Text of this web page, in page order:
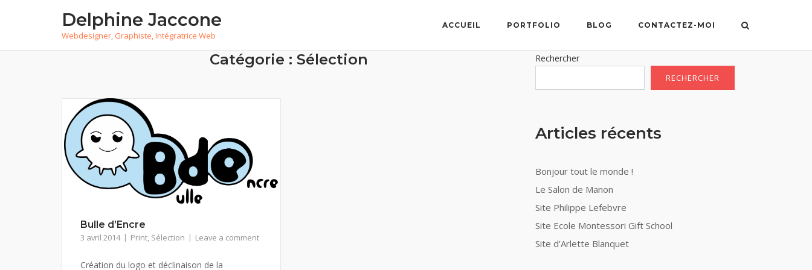
Delphine Jaccone
Webdesigner, Graphiste, Intégratrice Web
ACCUEIL PORTFOLIO BLOG CONTACTEZ-MOI
Catégorie :Sélection
Bulle d’Encre
3 avril 2014 Print, Sélection Leave a comment
Création du logo et déclinaison de la
Rechercher
RECHERCHER
Articles récents
Bonjour tout le monde !
Le Salon de Manon
Site Philippe Lefebvre
Site Ecole Montessori Gift School
Site d’Arlette Blanquet